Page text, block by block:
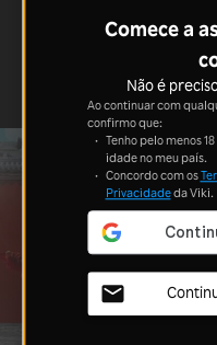
Comece a
Não é
Ao continuar com
confirmo que:
Tenho pelo menos
idade no meu país.
Concordo com os
Privacidadeda Viki.